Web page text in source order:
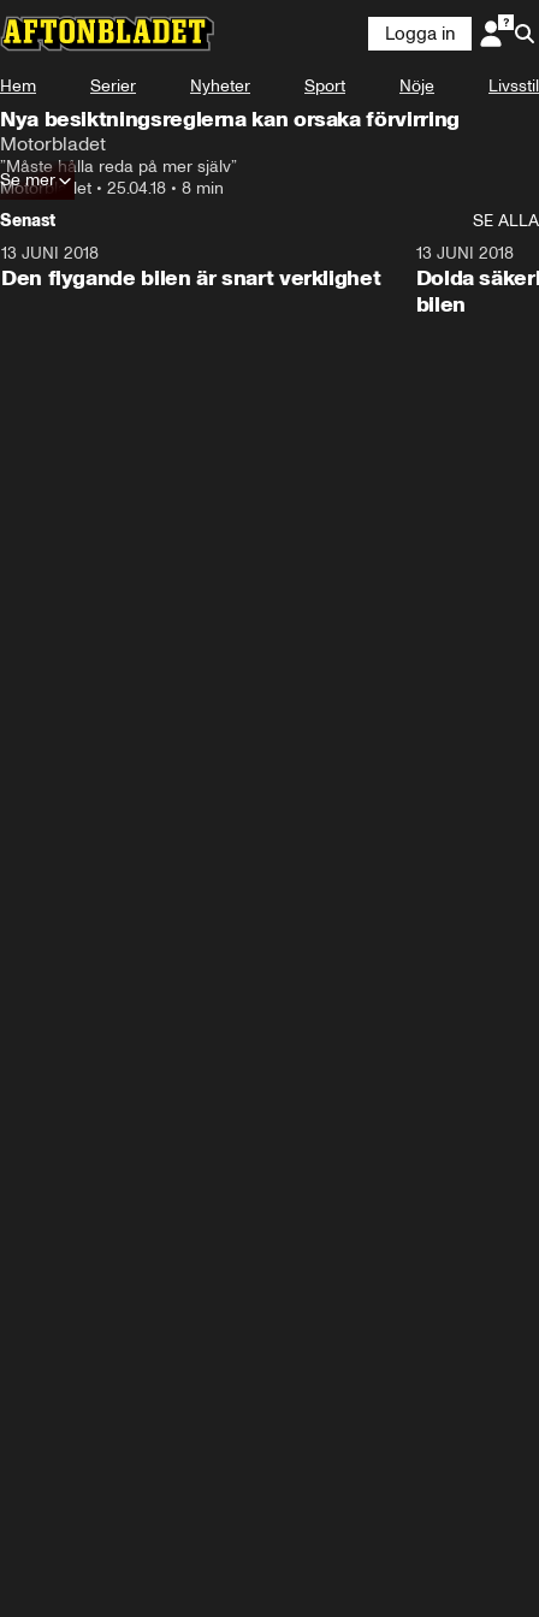
Logga in
Hem Serier Nyheter Sport Nöje Livsstil
Nya besiktningsreglerna kan orsaka förvirring
Motorbladet
”Måste hålla reda på mer själv”
Motorbladet • 25.04.18 • 8 min
Se mer
Senast
SE ALLA
13 JUNI 2018
Den flygande bilen är snart verklighet
13 JUNI 2018
Dolda
bilen